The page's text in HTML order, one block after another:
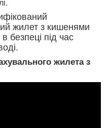
жилет з кишенями
безпеці під час
жилета з